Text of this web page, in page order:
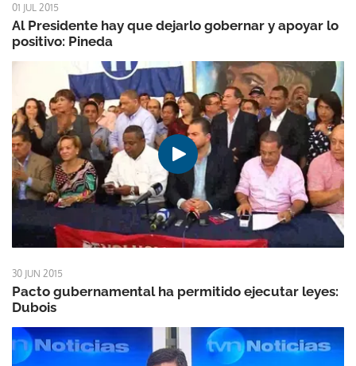
01 JUL 2015
Al Presidente hay que dejarlo gobernar y apoyar lo
positivo: Pineda
30 JUN 2015
Pacto gubernamental ha permitido ejecutar leyes:
Dubois